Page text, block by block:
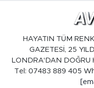
HAYATIN TÜM
GAZETESİ, 25
LONDRA'DAN DOĞRU
Tel: 07483 889 405